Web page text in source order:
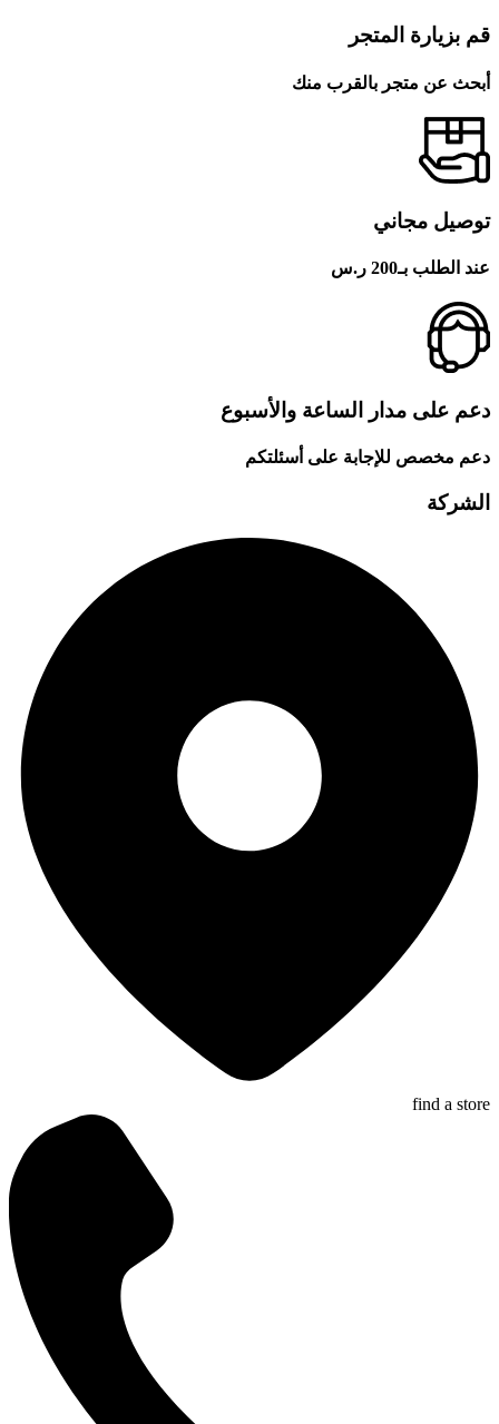
قم بزيارة المتجر
أبحث عن متجر بالقرب منك
توصيل مجاني
عند الطلب بـ200 ر.س
دعم على مدار الساعة والأسبوع
دعم مخصص للإجابة على أسئلتكم
الشركة
find a store